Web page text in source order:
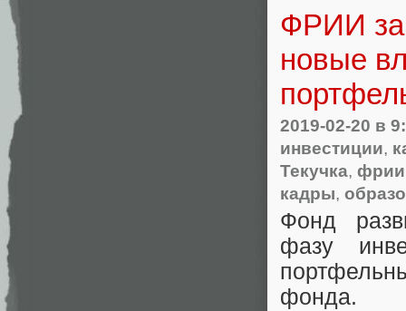
ФРИИ
новые
2019-02-20 в
инвестиции,
Текучка, фрии
кадры,
Фонд
фазу
фонда.